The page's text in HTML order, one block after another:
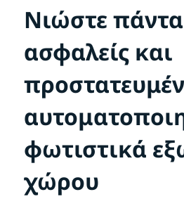
Νιώστε πάντα
ασφαλείς και
φωτιστικά
χώρου